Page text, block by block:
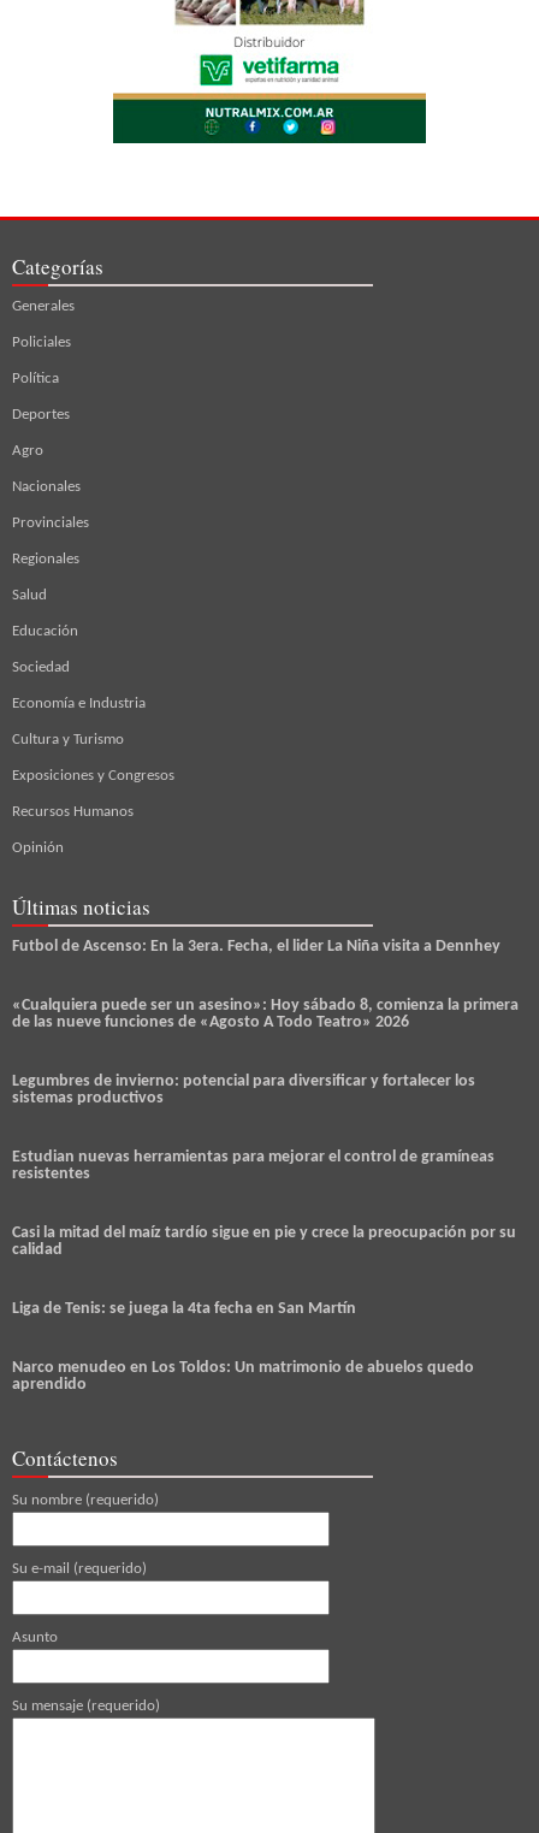
Categorías
Generales
Policiales
Política
Deportes
Agro
Nacionales
Provinciales
Regionales
Salud
Educación
Sociedad
Economía e Industria
Cultura y Turismo
Exposiciones y Congresos
Recursos Humanos
Opinión
Últimas noticias
Futbol de Ascenso: En la 3era. Fecha, el lider La Niña visita a Dennhey
«Cualquiera puede ser un asesino»: Hoy sábado 8, comienza la primera
de las nueve funciones de «Agosto A Todo Teatro» 2026
Legumbres de invierno: potencial para diversificar y fortalecer los
sistemas productivos
Estudian nuevas herramientas para mejorar el control de gramíneas
resistentes
Casi la mitad del maíz tardío sigue en pie y crece la preocupación por su
calidad
Liga de Tenis: se juega la 4ta fecha en San Martín
Narco menudeo en Los Toldos: Un matrimonio de abuelos quedo
aprendido
Contáctenos
Su nombre (requerido)
Su e-mail (requerido)
Asunto
Su mensaje (requerido)